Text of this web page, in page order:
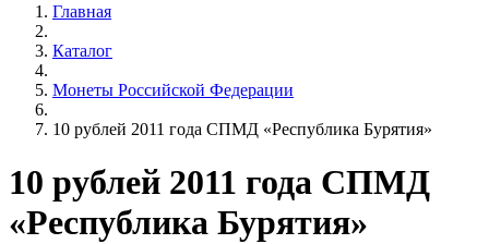
Главная
Каталог
Монеты Российской Федерации
10 рублей 2011 года СПМД «Республика Бурятия»
10 рублей 2011 года СПМД
«Республика Бурятия»